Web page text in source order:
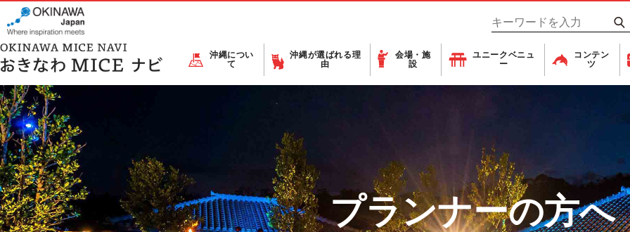
沖縄につい
て
沖縄が選ばれる理
由
会場・施
設
ユニークベニュ
ー
コンテン
ツ
プランナーの方へ